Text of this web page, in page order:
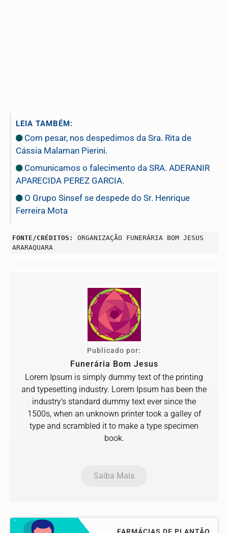
LEIA TAMBÉM:
Com pesar, nos despedimos da Sra. Rita de
Cássia Malaman Pierini.
Comunicamos o falecimento da SRA. ADERANIR
APARECIDA PEREZ GARCIA.
O Grupo Sinsef se despede do Sr. Henrique
Ferreira Mota
FONTE/CRÉDITOS:
ORGANIZAÇÃO FUNERÁRIA BOM JESUS
ARARAQUARA
Publicado por:
Funerária Bom Jesus
Lorem Ipsum is simply dummy text of the printing
and typesetting industry. Lorem Ipsum has been the
industry's standard dummy text ever since the
1500s, when an unknown printer took a galley of
type and scrambled it to make a type specimen
book.
Saiba Mais